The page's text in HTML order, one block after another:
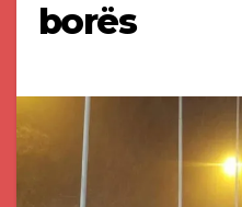
borës